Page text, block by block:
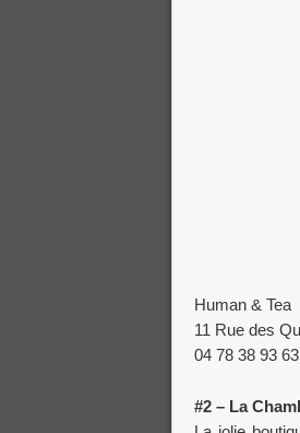
Human & Tea
11 Rue des
04 78 38 93 63
#2 – La